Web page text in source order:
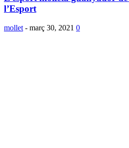
l’Esport
mollet - març 30, 2021 0